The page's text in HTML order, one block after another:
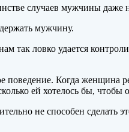
случаев мужчины
мужчину.
ловко удается
Когда женщина
ей хотелось бы, чтобы
не способен сделать